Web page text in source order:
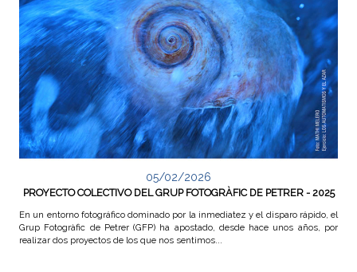
05/02/2026
PROYECTO COLECTIVO DEL GRUP FOTOGRÀFIC DE PETRER - 2025
En un entorno fotográfico dominado por la inmediatez y el disparo rápido, el
Grup Fotogràfic de Petrer (GFP) ha apostado, desde hace unos años, por
realizar dos proyectos de los que nos sentimos...